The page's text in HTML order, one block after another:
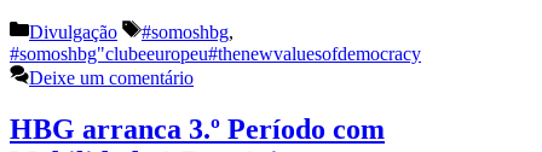
Categorias
Divulgação Etiquetas
#somoshbg,
#somoshbg"clubeeuropeu#thenewvaluesofdemocracy
Deixe um comentário
HBG arranca 3.º Período com